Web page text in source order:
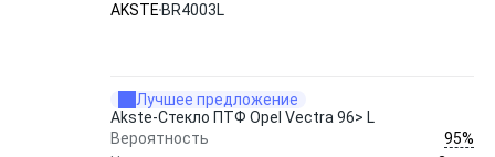
AKSTE BR4003L
Лучшее предложение
Akste-Стекло ПТФ Opel Vectra 96> L
Вероятность
95%